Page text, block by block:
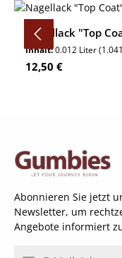
Nagellack "Top
Inhalt:0.012 Liter
Regulärer Preis:
12,50 €
Abonnieren Sie jetzt
Newsletter, um
Angebote informiert